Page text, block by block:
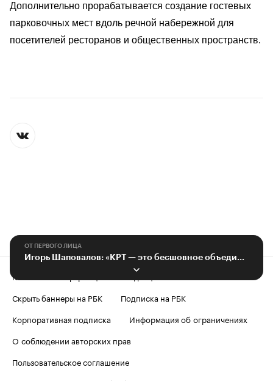
Дополнительно прорабатывается создание гостевых
парковочных мест вдоль речной набережной для
посетителей ресторанов и общественных пространств.
ОТ ПЕРВОГО ЛИЦА
Игорь Шаповалов: «КРТ — это бесшовное объединение территорий»
Контактная информация
Скрыть баннеры на РБК
Подписка на РБК
Корпоративная подписка
Информация об ограничениях
О соблюдении авторских прав
Пользовательское соглашение